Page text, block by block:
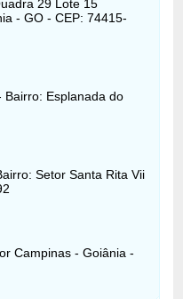
29 Lote 15
- GO - CEP: 74415-
Bairro: Esplanada do
Setor Santa Rita Vii
Campinas - Goiânia -